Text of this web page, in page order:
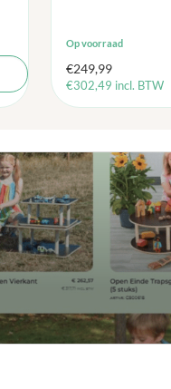
Op voorraad
€249,99
€302,49 incl. BTW